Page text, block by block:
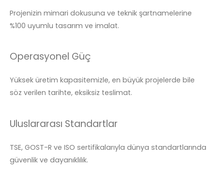
Projenizin mimari dokusuna ve teknik şartnamelerine
%100 uyumlu tasarım ve imalat.
Operasyonel Güç
Yüksek üretim kapasitemizle, en büyük projelerde bile
söz verilen tarihte, eksiksiz teslimat.
Uluslararası Standartlar
TSE, GOST-R ve ISO sertifikalarıyla dünya standartlarında
güvenlik ve dayanıklılık.